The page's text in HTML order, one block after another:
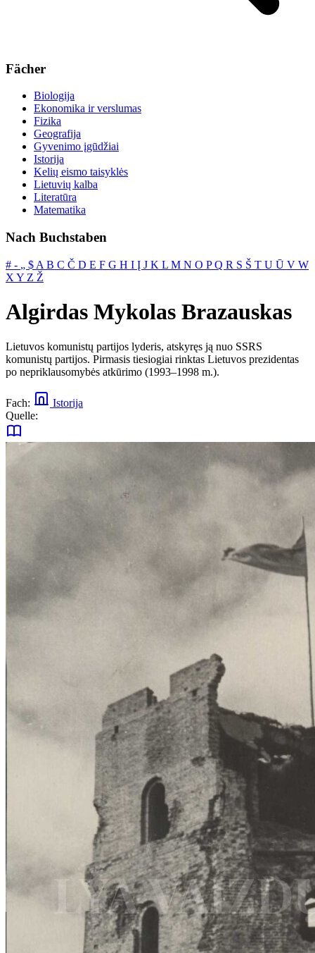
Fächer
Biologija
Ekonomika ir verslumas
Fizika
Geografija
Gyvenimo įgūdžiai
Istorija
Kelių eismo taisyklės
Lietuvių kalba
Literatūra
Matematika
Nach Buchstaben
# ‐ „ $ A B C Č D E F G H I Į J K L M N O PQ R S Š T U Ū V W
X Y Z Ž
Algirdas Mykolas Brazauskas
Lietuvos komunistų partijos lyderis, atskyręs ją nuo SSRS
komunistų partijos. Pirmasis tiesiogiai rinktas Lietuvos prezidentas
po nepriklausomybės atkūrimo (1993–1998 m.).
Fach:
Istorija
Quelle: